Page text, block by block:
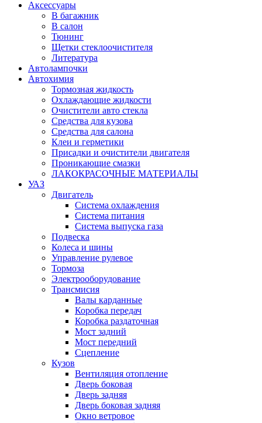
Аксессуары
В багажник
В салон
Тюнинг
Щетки стеклоочистителя
Литература
Автолампочки
Автохимия
Тормозная жидкость
Охлаждающие жидкости
Очистители авто стекла
Средства для кузова
Средства для салона
Клеи и герметики
Присадки и очистители двигателя
Проникающие смазки
ЛАКОКРАСОЧНЫЕ МАТЕРИАЛЫ
УАЗ
Двигатель
Система охлаждения
Система питания
Система выпуска газа
Подвеска
Колеса и шины
Управление рулевое
Тормоза
Электрооборудование
Трансмисия
Валы карданные
Коробка передач
Коробка раздаточная
Мост задний
Мост передний
Сцепление
Кузов
Вентиляция отопление
Дверь боковая
Дверь задняя
Дверь боковая задняя
Окно ветровое